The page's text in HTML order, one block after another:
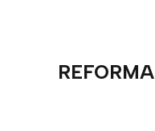
REFORMA